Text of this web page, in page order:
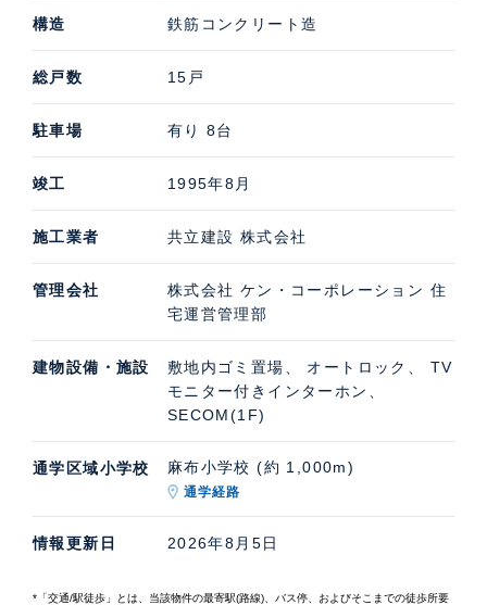
構造 鉄筋コンクリート造
総戸数 15戸
駐車場 有り 8台
竣工 1995年8月
施工業者 共立建設 株式会社
管理会社
株式会社 ケン・コーポレーション 住
宅運営管理部
建物設備・施設
敷地内ゴミ置場、 オートロック、 TV
モニター付きインターホン、
SECOM(1F)
通学区域小学校 麻布小学校 (約 1,000m)
通学経路
情報更新日 2026年8月5日
*「交通/駅徒歩」とは、当該物件の最寄駅(路線)、バス停、およびそこまでの徒歩所要